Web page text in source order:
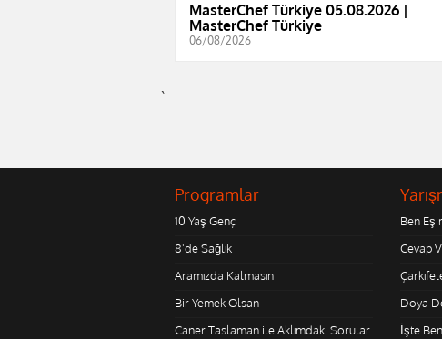
MasterChef Türkiye 05.08.2026 |
MasterChef Türkiye
06/08/2026
`
Programlar
10 Yaş Genç
8'de Sağlık
Aramızda Kalmasın
Bir Yemek Olsan
Caner Taslaman ile Aklımdaki Sorular
Ben
Cevap
Doya
İşte